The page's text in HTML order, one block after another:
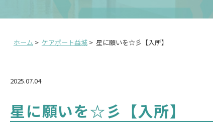
ホーム > ケアポート益城> 星に願いを☆彡【入所】
2025.07.04
星に願いを☆彡【入所】